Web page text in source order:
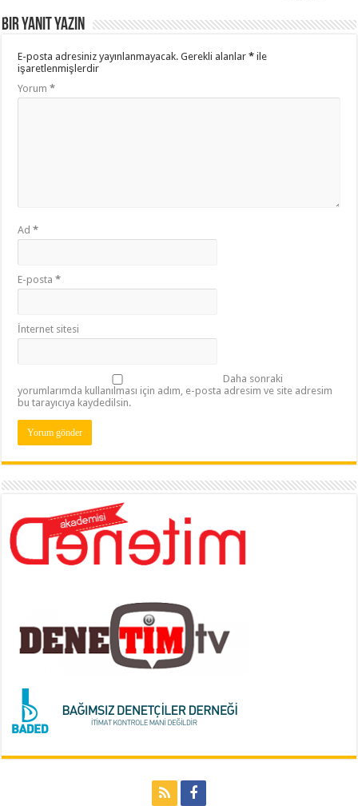
Bir yanıt yazın
E-posta adresiniz yayınlanmayacak. Gerekli alanlar* ile
işaretlenmişlerdir
Yorum*
Ad*
E-posta*
İnternet sitesi
Daha sonraki
yorumlarımda kullanılması için adım, e-posta adresim ve site adresim
bu tarayıcıya kaydedilsin.